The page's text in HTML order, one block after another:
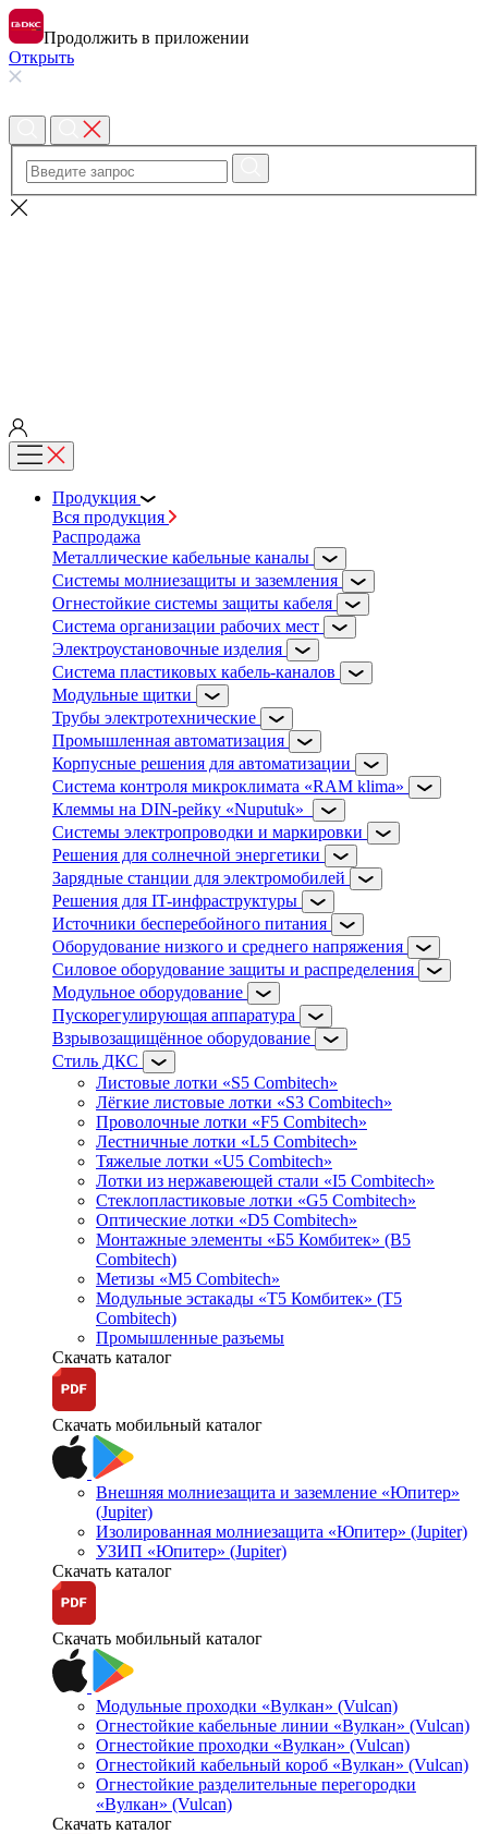
Продолжить в приложении
Открыть
Продукция
Вся продукция
Распродажа
Металлические кабельные каналы
Системы молниезащиты и заземления
Огнестойкие системы защиты кабеля
Система организации рабочих мест
Электроустановочные изделия
Система пластиковых кабель-каналов
Модульные щитки
Трубы электротехнические
Промышленная автоматизация
Корпусные решения для автоматизации
Система контроля микроклимата «RAM klima»
Клеммы на DIN-рейку «Nuputuk»
Системы электропроводки и маркировки
Решения для солнечной энергетики
Зарядные станции для электромобилей
Решения для IT-инфраструктуры
Источники бесперебойного питания
Оборудование низкого и среднего напряжения
Силовое оборудование защиты и распределения
Модульное оборудование
Пускорегулирующая аппаратура
Взрывозащищённое оборудование
Стиль ДКС
Листовые лотки «S5 Combitech»
Лёгкие листовые лотки «S3 Combitech»
Проволочные лотки «F5 Combitech»
Лестничные лотки «L5 Combitech»
Тяжелые лотки «U5 Combitech»
Лотки из нержавеющей стали «I5 Combitech»
Стеклопластиковые лотки «G5 Combitech»
Оптические лотки «D5 Combitech»
Монтажные элементы «Б5 Комбитек» (B5
Combitech)
Метизы «M5 Combitech»
Модульные эстакады «Т5 Комбитек» (T5
Combitech)
Промышленные разъемы
Скачать каталог
Скачать мобильный каталог
Внешняя молниезащита и заземление «Юпитер»
(Jupiter)
Изолированная молниезащита «Юпитер» (Jupiter)
УЗИП «Юпитер» (Jupiter)
Скачать каталог
Скачать мобильный каталог
Модульные проходки «Вулкан» (Vulcan)
Огнестойкие кабельные линии «Вулкан» (Vulcan)
Огнестойкие проходки «Вулкан» (Vulcan)
Огнестойкий кабельный короб «Вулкан» (Vulcan)
Огнестойкие разделительные перегородки
«Вулкан» (Vulcan)
Скачать каталог